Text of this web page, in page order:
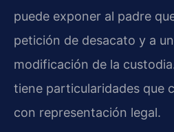
puede exponer al padre
petición de desacato y a
modificación de la
tiene particularidades que
con representación legal.